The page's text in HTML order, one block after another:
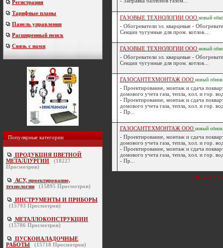
Регистрация
Тарифные планы
Панель управления
Расширенный поиск
Связь с нами
Популярные категории
ПРОДУКЦИЯ ЦВЕТНОЙ
МЕТАЛЛУРГИИ
(18227
Просмотров)
АСУ, проектирование,
технологии
(15895 Просмотров)
ИНСТРУМЕНТЫ И ПРИБОРЫ
(15793 Просмотров)
МЕТАЛЛОКОНСТРУКЦИИ
(15786 Просмотров)
ПУСКОНАЛАДОЧНЫЕ
РАБОТЫ
(15718 Просмотров)
ГАЗОВЫЕ ТЕХНОЛОГИИ ООО новый
- Обогреватели эл. кварцевые -
Секции чугунные для пром. котлов...
ГАЗОВЫЕ ТЕХНОЛОГИИ ООО новый
- Обогреватели эл. кварцевые -
Секции чугунные для пром. котлов...
ГАЗОСАНТЕХМОНТАЖ ООО новый
- Проектирование, монтаж и сдача
домового учета газа, тепла, хол. и гор.
- Проектирование, монтаж и сдача
домового учета газа, тепла, хол. и гор.
- Пр...
ГАЗОСАНТЕХМОНТАЖ ООО новый
- Проектирование, монтаж и сдача
домового учета газа, тепла, хол. и гор.
- Проектирование, монтаж и сдача
домового учета газа, тепла, хол. и гор.
- Пр...
Назад 2 3